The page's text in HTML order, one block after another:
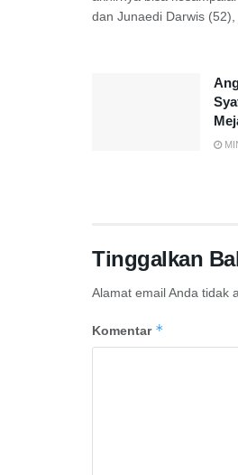
dan Junaedi Darwis
Tinggalkan
Alamat email Anda tidak
Komentar *